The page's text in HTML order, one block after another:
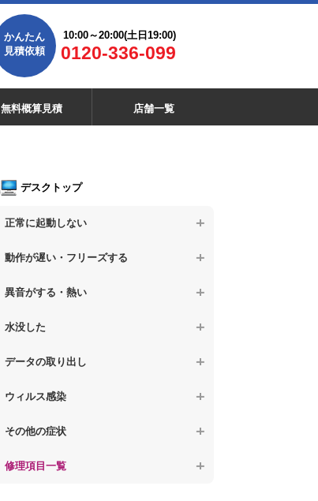
かんたん
見積依頼
10:00～20:00(土日19:00)
0120-336-099
無料概算見積 店舗一覧
デスクトップ
正常に起動しない
【デスクトップPC】電源を押しても反応が
【デスクトップPC】電源を入れても何も表
が固まる
返す
【デスクトップPC】修復モードから復旧で
【デスクトップPC】その他の起動しない問
動作が遅い・フリーズする
【デスクトップPC】操作中の動作が遅い
題
異音がする・熱い
【デスクトップPC】パソコンから異音がす
【デスクトップPC】パソコン本体が熱い
【デスクトップPC】異音や熱に関するその
水没した
【デスクトップPC】水没してパソコンが動
データの取り出し
【デスクトップPC】起動しないPCのデー
【デスクトップPC】ログインできないPC
ウィルス感染
【デスクトップPC】特定のプログラムを削
【デスクトップPC】ウィルスにより正常動
その他の症状
【デスクトップPC】事例紹介
修理項目一覧